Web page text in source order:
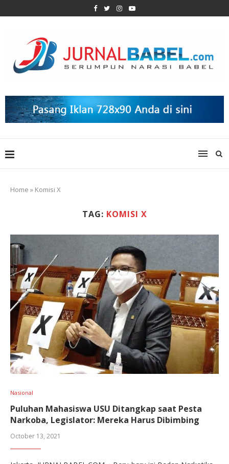
Home » Komisi X
TAG: KOMISI X
Nasional
Puluhan Mahasiswa USU Ditangkap saat Pesta
Narkoba, Legislator: Mereka Harus Dibimbing
October 13, 2021